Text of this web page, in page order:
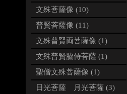
文殊菩薩像 (10)
普賢菩薩像 (11)
文殊普賢両菩薩像 (1)
文殊普賢脇侍菩薩 (1)
聖僧文殊菩薩像 (1)
日光菩薩 月光菩薩 (3)